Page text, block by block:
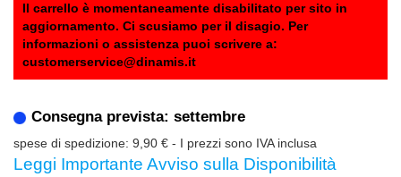
Il carrello è momentaneamente disabilitato per sito in
aggiornamento. Ci scusiamo per il disagio. Per
informazioni o assistenza puoi scrivere a:
customerservice@dinamis.it
Consegna prevista: settembre
spese di spedizione: 9,90 € - I prezzi sono IVA inclusa
Leggi Importante Avviso sulla Disponibilità